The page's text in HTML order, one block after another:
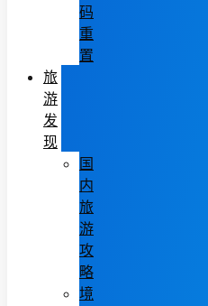
码
重
置
旅
游
发
现
国
内
旅
游
攻
略
境